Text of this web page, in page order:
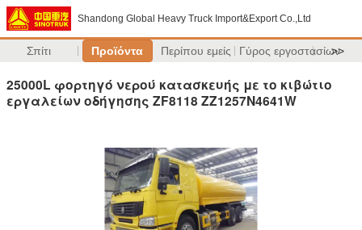
Shandong Global Heavy Truck Import&Export Co.,Ltd
Σπίτι Προϊόντα Περίπου εμείς Γύρος εργοστασίων
>>
25000L φορτηγό νερού κατασκευής με το κιβώτιο
εργαλείων οδήγησης ZF8118 ZZ1257N4641W